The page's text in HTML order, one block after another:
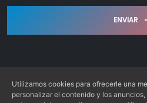
ENVIAR
Utilizamos cookies para ofrecerle una
personalizar el contenido y los